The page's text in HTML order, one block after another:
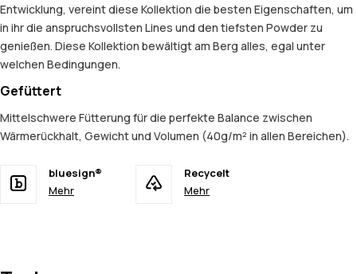
Entwicklung, vereint diese Kollektion die besten Eigenschaften, um
in ihr die anspruchsvollsten Lines und den tiefsten Powder zu
genießen. Diese Kollektion bewältigt am Berg alles, egal unter
welchen Bedingungen.
Gefüttert
Mittelschwere Fütterung für die perfekte Balance zwischen
Wärmerückhalt, Gewicht und Volumen (40g/m² in allen Bereichen).
bluesign®
Mehr
Recycelt
Mehr